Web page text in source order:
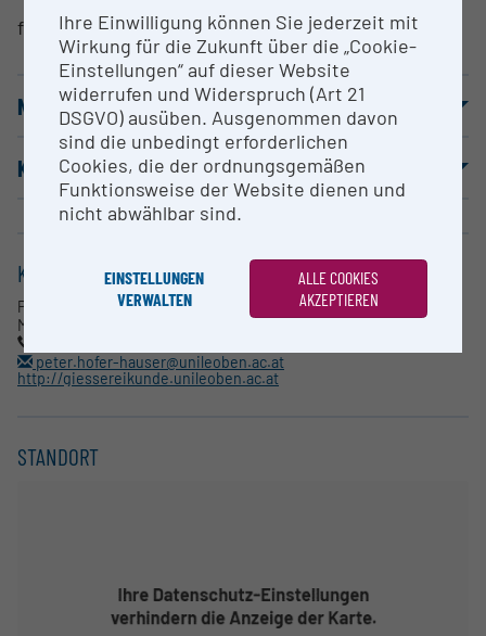
formschonendes Gießen
NUTZUNGSBEDINGUNGEN
KOOPERATIONSPARTNER
KONTAKT
Prof. Hofer-Hauser
MUL, ÖGI
peter.hofer-hauser@unileoben.ac.at
http://giessereikunde.unileoben.ac.at
STANDORT
Ihre Einwilligung können Sie jederzeit mit
Wirkung für die Zukunft über die „Cookie-
Einstellungen“ auf dieser Website
widerrufen und Widerspruch (Art 21
DSGVO) ausüben. Ausgenommen davon
sind die unbedingt erforderlichen
Cookies, die der ordnungsgemäßen
Funktionsweise der Website dienen und
nicht abwählbar sind.
EINSTELLUNGEN
VERWALTEN
ALLE COOKIES
AKZEPTIEREN